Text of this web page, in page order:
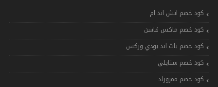
كود خصم اتش اند ام
كود خصم ماكس فاشن
كود خصم باث اند بودي وركس
كود خصم ستايلي
كود خصم ممزورلد